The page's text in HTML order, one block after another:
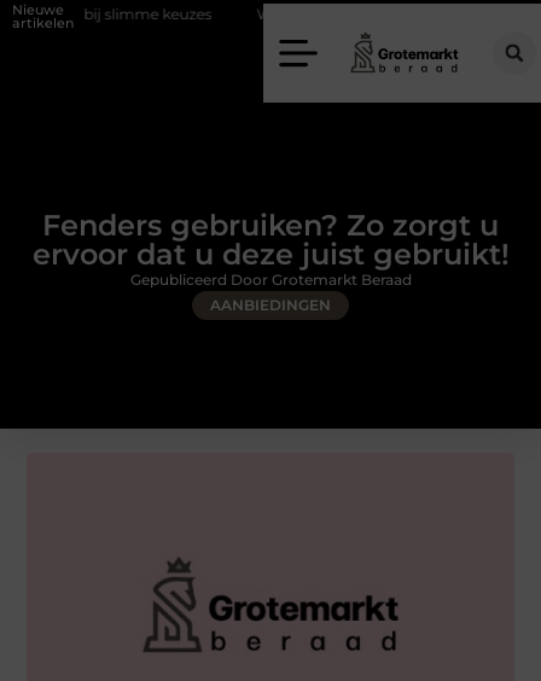
Nieuwe
artikelenkeuzes Waarom kiezen voor een rijschool in Utrecht?
Fenders gebruiken? Zo zorgt u
ervoor dat u deze juist gebruikt!
AANBIEDINGEN
Gepubliceerd Door Grotemarkt Beraad